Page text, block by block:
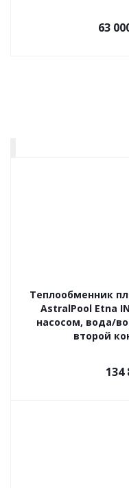
63
Теплообменник
AstralPool Etna
насосом, вода/
второй
134